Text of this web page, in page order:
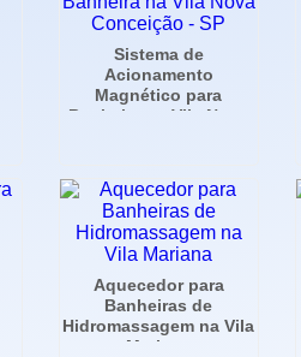
Sistema de
Acionamento
Magnético para
Banheira na Vila Nova
Aquecedor para
Banheiras de
Hidromassagem na Vila
Mariana